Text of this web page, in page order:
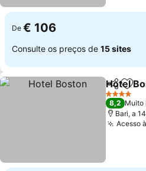
De € 106
Consulte os preços de 15 sites
Partilhar
Hotel
4 Estrelas
8,2 Muito
Bari, a
Acesso